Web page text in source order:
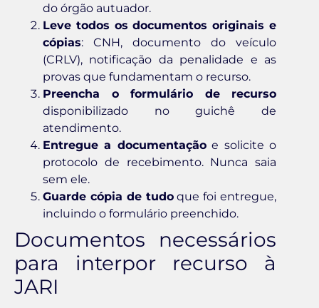
do órgão autuador.
Leve todos os documentos originais e
cópias: CNH, documento do veículo
(CRLV), notificação da penalidade e as
provas que fundamentam o recurso.
Preencha o formulário de recurso
disponibilizado no guichê de
atendimento.
Entregue a documentaçãoe solicite o
protocolo de recebimento. Nunca saia
sem ele.
Guarde cópia de tudoque foi entregue,
incluindo o formulário preenchido.
Documentos necessários
para interpor recurso à
JARI